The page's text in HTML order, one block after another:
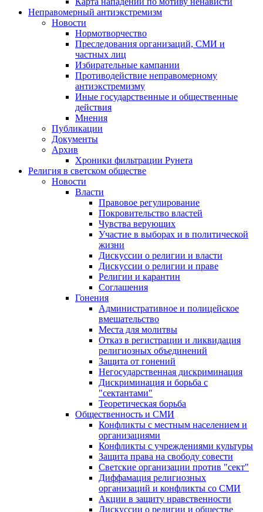
Неправомерный антиэкстремизм
Новости
Нормотворчество
Преследования организаций, СМИ и
частных лиц
Избирательные кампании
Противодействие неправомерному
антиэкстремизму
Иные государственные и общественные
действия
Мнения
Публикации
Документы
Архив
Хроники фильтрации Рунета
Религия в светском обществе
Новости
Власти
Правовое регулирование
Покровительство властей
Чувства верующих
Участие в выборах и в политической
жизни
Дискуссии о религии и власти
Дискуссии о религии и праве
Религии и карантин
Соглашения
Гонения
Административное и полицейское
вмешательство
Места для молитвы
Отказ в регистрации и ликвидация
религиозных объединений
Защита от гонений
Негосударственная дискриминация
Дискриминация и борьба с
"сектантами"
Теоретическая борьба
Общественность и СМИ
Конфликты с местным населением и
организациями
Конфликты с учреждениями культуры
Защита права на свободу совести
Светские организации против "сект"
Диффамация религиозных
организаций и конфликты со СМИ
Акции в защиту нравственности
Дискуссии о религии и обществе